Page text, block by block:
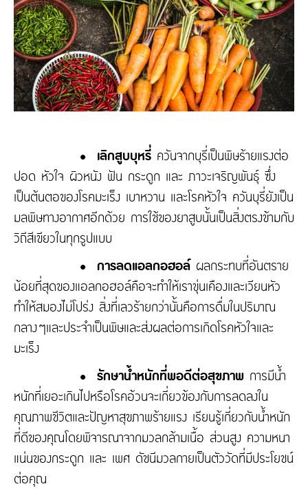
• เลิกสูบบุหรี่ ควันจากบุรี่เป็นพิษร้ายแรงต่อ
ปอด หัวใจ ผิวหนัง ฟัน กระดูก และ ภาวะเจริญพันธุ์ ซึ่ง
เป็นต้นตอของโรคมะเร็ง เบาหวาน และโรคหัวใจ ควันบุรี่ยังเป็น
มลพิษทางอากาศอีกด้วย การใช้ของยาสูบนั้นเป็นสิ่งตรงข้ามกับ
วิถีสีเขียวในทุกรูปแบบ
• การลดแอลกอฮอล์ผลกระทบที่อันตราย
น้อยที่สุดของแอลกอฮอล์คือจะทำให้เราขุ่นเคืองและเวียนหัว
ทำให้สมองไม่โปร่ง สิ่งที่เลวร้ายกว่านั้นคือการดื่มในปริมาณ
กลางๆและประจำเป็นพิษและส่งผลต่อการเกิดโรคหัวใจและ
มะเร็ง
• รักษาน้ำหนักที่พอดีต่อสุขภาพ การมีน้ำ
หนักที่เยอะเกินไปหรือโรคอ้วนจะเกี่ยวข้องกับการลดลงใน
คุณภาพชีวิตและปัญหาสุขภาพร้ายแรง เรียนรู้เกี่ยวกับน้ำหนัก
ที่ดีของคุณโดยพิจารณาจากมวลกล้ามเนื้อ ส่วนสูง ความหนา
แน่นของกระดูก และ เพศ ดัชนีมวลกายเป็นตัววัดที่มีประโยชน์
ต่อคุณ